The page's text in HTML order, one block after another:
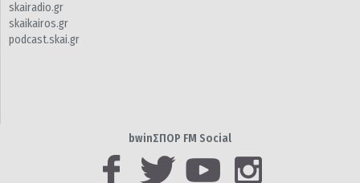
skairadio.gr
skaikairos.gr
podcast.skai.gr
bwinΣΠΟΡ FM Social